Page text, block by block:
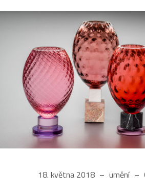
18. května 2018 umění